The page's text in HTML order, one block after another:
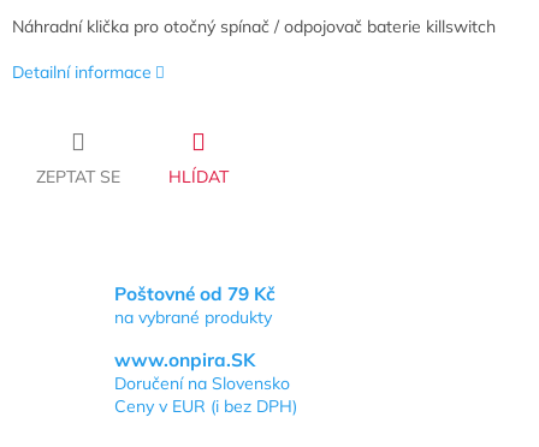
Náhradní klička pro otočný spínač / odpojovač baterie killswitch
Detailní informace
ZEPTAT SE HLÍDAT
Poštovné od 79 Kč
na vybrané produkty
www.onpira.SK
Doručení na Slovensko
Ceny v EUR (i bez DPH)